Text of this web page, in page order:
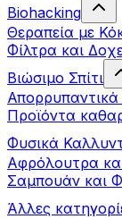
Biohacking
Θεραπεία με
Φίλτρα και
Βιώσιμο Σπίτι
Προϊόντα
Φυσικά
Αφρόλουτρα
Σαμπουάν και
Άλλες